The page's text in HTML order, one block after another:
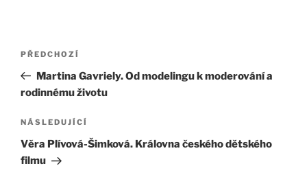
Navigace
příspěvek
Předchozí
příspěvek
PŘEDCHOZÍ
Martina Gavriely. Od modelingu k moderování a
rodinnému životu
Následující
příspěvek
NÁSLEDUJÍCÍ
Věra Plívová-Šimková. Královna českého dětského
filmu